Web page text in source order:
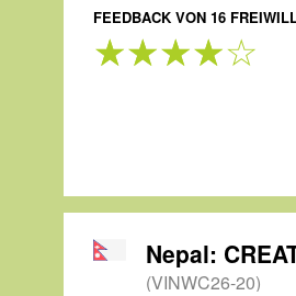
FEEDBACK VON 16
(VINWC26-20)